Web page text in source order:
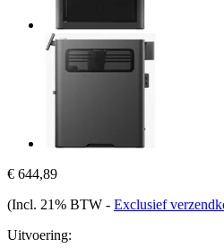
€ 644,89
(Incl. 21% BTW - Exclusief
Uitvoering: